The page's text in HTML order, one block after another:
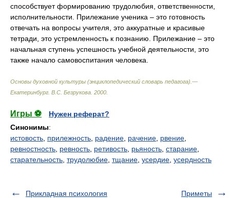
способствует формированию трудолюбия, ответственности,
исполнительности. Прилежание ученика – это готовность
отвечать на вопросы учителя, это аккуратные и красивые
тетради, это устремленность к познанию. Прилежание – это
начальная ступень успешность учебной деятельности, это
также начало самовоспитания человека.
Основы духовной культуры (энциклопедический словарь педагога).—
Екатеринбург В.С. Безрукова 2000
Игры ⚽
Нужен реферат?
Синонимы:
истовость прилежность радение рачение рвение
ревностность ревность ретивость рьяность старание
старательность трудолюбие тщание усердие усердность
Прикладная психология Приметы